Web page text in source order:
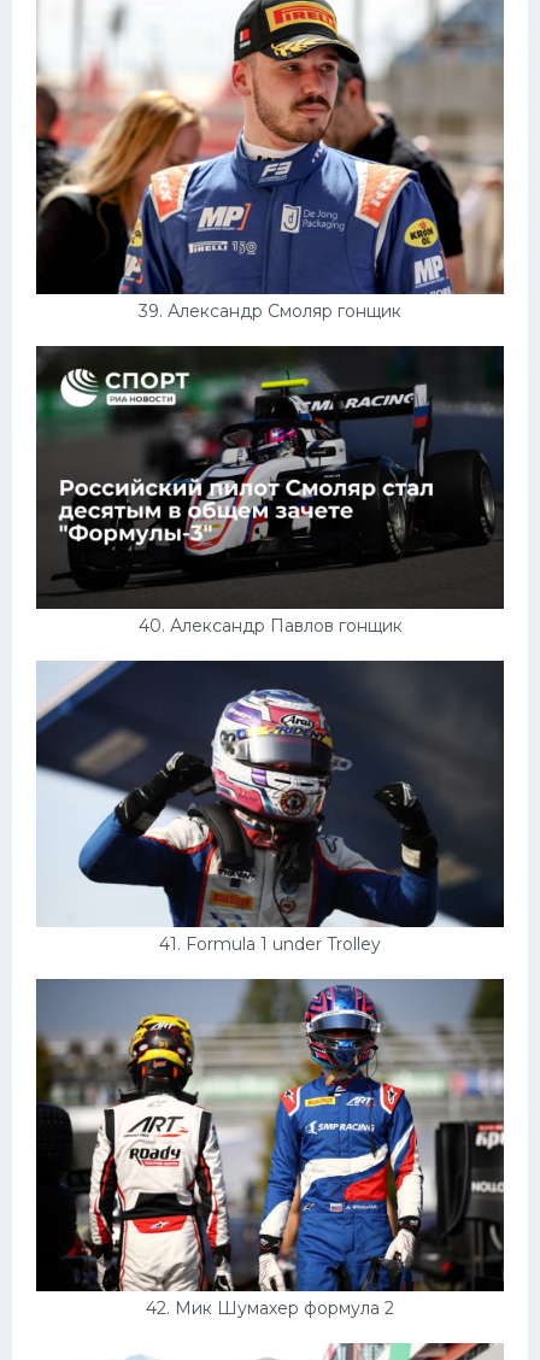
39. Александр Смоляр гонщик
40. Александр Павлов гонщик
41. Formula 1 under Trolley
42. Мик Шумахер формула 2